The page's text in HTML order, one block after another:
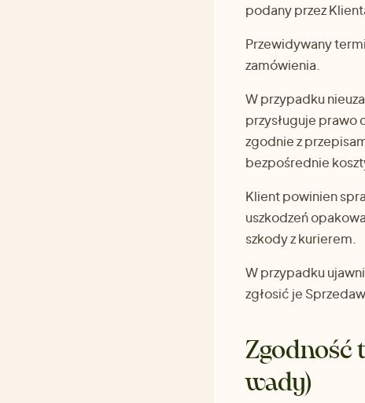
podany przez
Przewidywany
zamówienia.
W przypadku
przysługuje prawo
zgodnie z
bezpośrednie
Klient powinien
uszkodzeń
szkody z kurierem.
W przypadku
zgłosić je
Zgodność
wady)